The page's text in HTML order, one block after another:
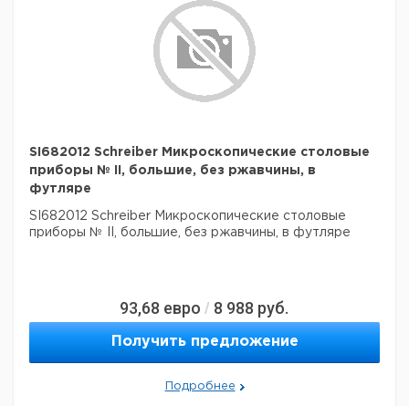
SI682012 Schreiber Микроскопические столовые
приборы № II, большие, без ржавчины, в
футляре
SI682012 Schreiber Микроскопические столовые
приборы № II, большие, без ржавчины, в футляре
93,68 евро / 8 988 руб.
Получить предложение
Подробнее